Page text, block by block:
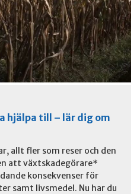
hjälpa till – lär dig om
allt fler som reser och den
att växtskadegörare*
konsekvenser för
samt livsmedel. Nu har du